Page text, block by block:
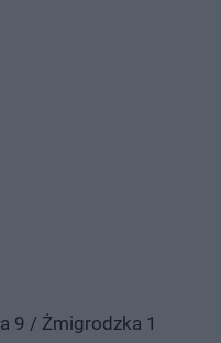
9 / Żmigrodzka 1